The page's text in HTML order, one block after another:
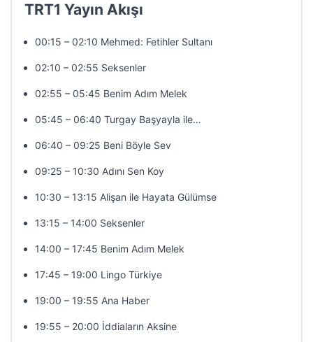
TRT1 Yayın Akışı
00:15 – 02:10 Mehmed: Fetihler Sultanı
02:10 – 02:55 Seksenler
02:55 – 05:45 Benim Adım Melek
05:45 – 06:40 Turgay Başyayla ile…
06:40 – 09:25 Beni Böyle Sev
09:25 – 10:30 Adını Sen Koy
10:30 – 13:15 Alişan ile Hayata Gülümse
13:15 – 14:00 Seksenler
14:00 – 17:45 Benim Adım Melek
17:45 – 19:00 Lingo Türkiye
19:00 – 19:55 Ana Haber
19:55 – 20:00 İddiaların Aksine